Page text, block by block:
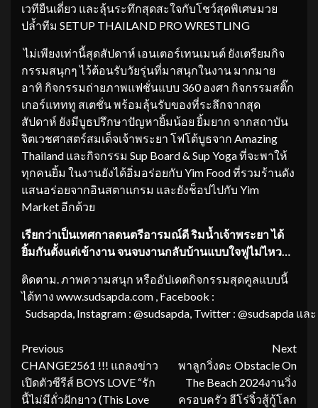
เวทียืนเดี่ยว และลุ้นระทึกสุดสะใจกับโชว์สุดพิเศษมวย
ปล้ำทีม SETUP THAILAND PRO WRESTLING
​ ไม่เพียงเท่านี้สุดสัปดาห์ เอนเตอร์เทนเมนต์ ยังเตรียมกิจ
กรรมสนุกๆ ไว้ต้อนรับวัยรุ่นที่มาสนุกในงาน มากมาย
อาทิ กิจกรรมถ่ายภาพแฟชั่นแบบ 360 องศา กิจกรรมสติ๊ก
เกอร์แทททู สเตชั่น พร้อมลุ้นรับของที่ระลึกจากสุด
สัปดาห์ ยังมีบูธปรึกษาปัญหายิ้มน้อย ยิ้มยาก จากสถาบัน
จิตเวชศาสตร์สมเด็จเจ้าพระยา โฟโต้บูธจาก Amazing
Thailand และกิจกรรม Sup Board & Sup Yoga ที่จะพาให้
ทุกคนยิ้ม ในงานยังได้อิ่มอร่อยกับ Yim Food ที่รวมร้านดัง
แสนอร่อยจากอินสตาแกรม และยังช็อปไปกับ Yim
Market อีกด้วย
เรียกว่าเป็นเทศกาลดนตรีอารมณ์ดี ริมน้ำเจ้าพระยาได้
ยิ้มกันตั้งแต่เข้างาน จนจบงานกลับบ้านแบบใจฟูไม่ไหว…
ติดตาม. ภาพความสนุก หรืออัปเดตกิจกรรมสุดคูลแบบนี้
ได้ทาง www.sudsapda.com , Facebook :
Sudsapda, Instagram : @sudsapda, Twitter : @sudsapda แ
Continue
Reading
Previous
CHANGE2561 !!! แถลงข่าว
เปิดตัวซีรีส์ BOYS LOVE “รัก
นี้ไม่มีถั่วฝักยาว (This Love
Next
พาลูกวิ่งดะ Obstacle On
The Beach 2024งานวิ่ง
ครอบครัว ฮีโร่จิ๋วสู้กู้โลก